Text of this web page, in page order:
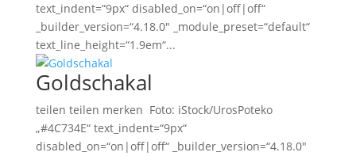
text_indent=“9px“ disabled_on=“on|off|off“
_builder_version=“4.18.0″ _module_preset=“default“
text_line_height=“1.9em“...
Goldschakal
teilen teilen merken Foto: iStock/UrosPoteko
„#4C734E“ text_indent=“9px“
disabled_on=“on|off|off“ _builder_version=“4.18.0″